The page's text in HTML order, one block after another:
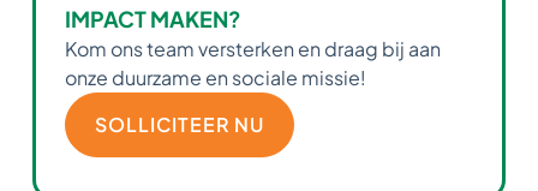
IMPACT MAKEN?
Kom ons team versterken en draag bij aan
onze duurzame en sociale missie!
SOLLICITEER NU